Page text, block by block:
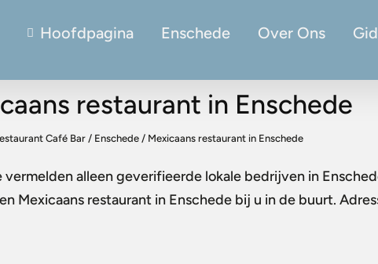
Hoofdpagina Enschede Over Ons
restaurant in Enschede
Café Bar/ Enschede/ Mexicaans restaurant in Enschede
vermelden alleen geverifieerde lokale bedrijven in
Mexicaans restaurant in Enschede bij u in de buurt.